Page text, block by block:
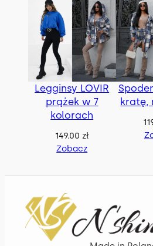
Legginsy LOVIR
prążek w 7
kolorach
149.00 zł
Zobacz
kratę,